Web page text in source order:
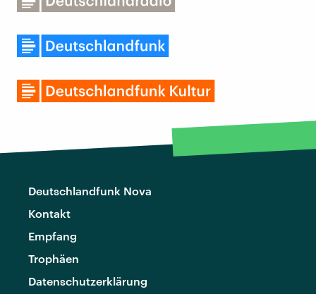
Deutschlandfunk Nova
Kontakt
Empfang
Trophäen
Datenschutzerklärung